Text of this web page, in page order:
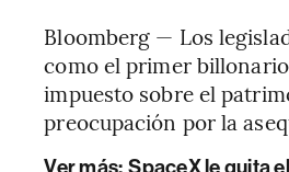
Bloomberg — Los
como el primer
impuesto sobre el
preocupación por la